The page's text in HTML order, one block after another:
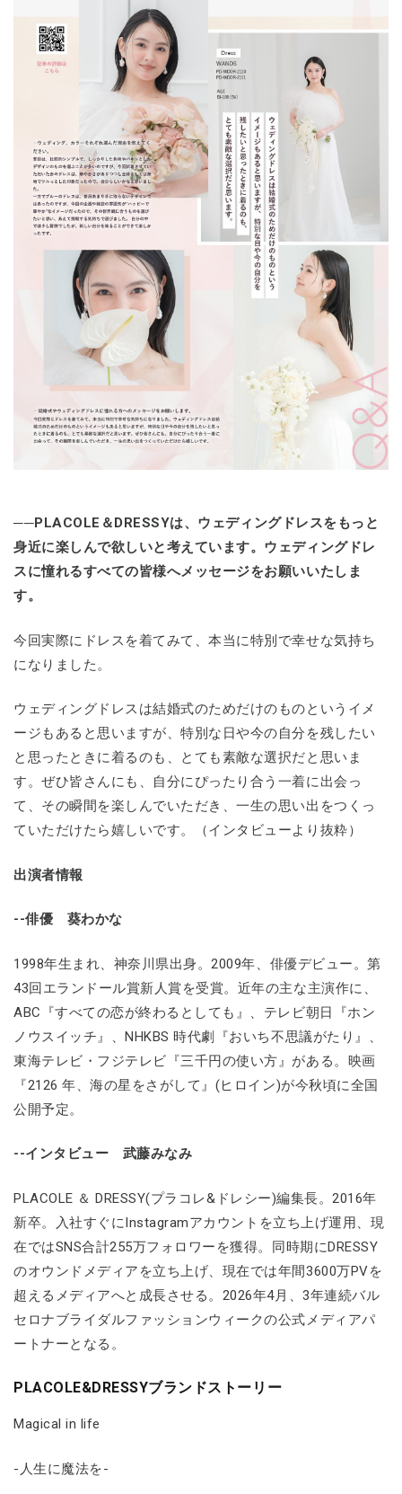
──PLACOLE＆DRESSYは、ウェディングドレスをもっと
身近に楽しんで欲しいと考えています。ウェディングドレ
スに憧れるすべての皆様へメッセージをお願いいたしま
す。
今回実際にドレスを着てみて、本当に特別で幸せな気持ち
になりました。
ウェディングドレスは結婚式のためだけのものというイメ
ージもあると思いますが、特別な日や今の自分を残したい
と思ったときに着るのも、とても素敵な選択だと思いま
す。ぜひ皆さんにも、自分にぴったり合う一着に出会っ
て、その瞬間を楽しんでいただき、一生の思い出をつくっ
ていただけたら嬉しいです。（インタビューより抜粋）
出演者情報
--俳優 葵わかな
1998年生まれ、神奈川県出身。2009年、俳優デビュー。第
43回エランドール賞新人賞を受賞。近年の主な主演作に、
ABC『すべての恋が終わるとしても』、テレビ朝日『ホン
ノウスイッチ』、NHKBS 時代劇『おいち不思議がたり』、
東海テレビ・フジテレビ『三千円の使い方』がある。映画
『2126 年、海の星をさがして』(ヒロイン)が今秋頃に全国
公開予定。
--インタビュー 武藤みなみ
PLACOLE ＆ DRESSY(プラコレ&ドレシー)編集長。2016年
新卒。入社すぐにInstagramアカウントを立ち上げ運用、現
在ではSNS合計255万フォロワーを獲得。同時期にDRESSY
のオウンドメディアを立ち上げ、現在では年間3600万PVを
超えるメディアへと成長させる。2026年4月、3年連続バル
セロナブライダルファッションウィークの公式メディアパ
ートナーとなる。
PLACOLE&DRESSYブランドストーリー
Magical in life
-人生に魔法を-